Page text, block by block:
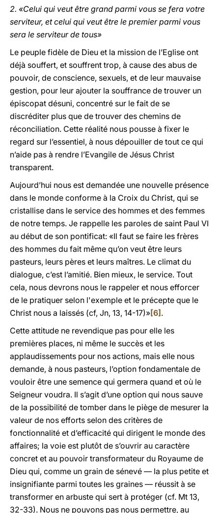
2. «Celui qui veut être grand parmi vous se fera votre
serviteur, et celui qui veut être le premier parmi vous
sera le serviteur de tous»
Le peuple fidèle de Dieu et la mission de l’Eglise ont
déjà souffert, et souffrent trop, à cause des abus de
pouvoir, de conscience, sexuels, et de leur mauvaise
gestion, pour leur ajouter la souffrance de trouver un
épiscopat désuni, concentré sur le fait de se
discréditer plus que de trouver des chemins de
réconciliation. Cette réalité nous pousse à fixer le
regard sur l’essentiel, à nous dépouiller de tout ce qui
n’aide pas à rendre l’Evangile de Jésus Christ
transparent.
Aujourd’hui nous est demandée une nouvelle présence
dans le monde conforme à la Croix du Christ, qui se
cristallise dans le service des hommes et des femmes
de notre temps. Je rappelle les paroles de saint Paul VI
au début de son pontificat: «Il faut se faire les frères
des hommes du fait même qu’on veut être leurs
pasteurs, leurs pères et leurs maîtres. Le climat du
dialogue, c’est l’amitié. Bien mieux, le service. Tout
cela, nous devrons nous le rappeler et nous efforcer
de le pratiquer selon l'exemple et le précepte que le
Christ nous a laissés (cf, Jn, 13, 14-17)»[6] .
Cette attitude ne revendique pas pour elle les
premières places, ni même le succès et les
applaudissements pour nos actions, mais elle nous
demande, à nous pasteurs, l’option fondamentale de
vouloir être une semence qui germera quand et où le
Seigneur voudra. Il s’agit d’une option qui nous sauve
de la possibilité de tomber dans le piège de mesurer la
valeur de nos efforts selon des critères de
fonctionnalité et d’efficacité qui dirigent le monde des
affaires; la voie est plutôt de s’ouvrir au caractère
concret et au pouvoir transformateur du Royaume de
Dieu qui, comme un grain de sénevé — la plus petite et
insignifiante parmi toutes les graines — réussit à se
transformer en arbuste qui sert à protéger (cf. Mt 13,
32-33). Nous ne pouvons pas nous permettre, au